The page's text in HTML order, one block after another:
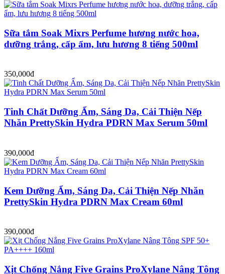
Sữa tắm Soak Mixrs Perfume hương nước hoa,
dưỡng trắng, cấp ẩm, lưu hương 8 tiếng 500ml
350,000đ
Tinh Chất Dưỡng Ẩm, Sáng Da, Cải Thiện Nếp
Nhăn PrettySkin Hydra PDRN Max Serum 50ml
390,000đ
Kem Dưỡng Ẩm, Sáng Da, Cải Thiện Nếp Nhăn
PrettySkin Hydra PDRN Max Cream 60ml
390,000đ
Xịt Chống Nắng Five Grains ProXylane Nâng Tông